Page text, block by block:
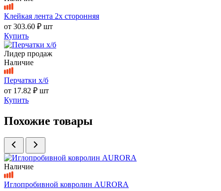
Клейкая лента 2х сторонняя
от 303.60 ₽ шт
Купить
Лидер продаж
Наличие
Перчатки х/б
от 17.82 ₽ шт
Купить
Похожие товары
Наличие
Иглопробивной ковролин AURORA